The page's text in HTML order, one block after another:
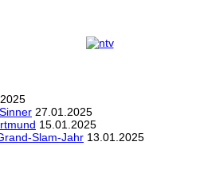
27.01.2025
15.01.2025
Slam-Jahr 13.01.2025